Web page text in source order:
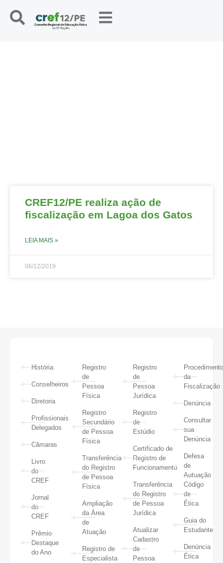
CREF12/PE realiza ação de
fiscalização em Lagoa dos Gatos
LEIA MAIS »
06/12/2019
História
Conselheiros
Diretoria
Profissionais
Delegados
Câmaras
Livro
do
CREF
Jornal
do
CREF
Prêmio
Destaque
do Ano
Registro
de
Pessoa
Física
Registro
Secundário
de Pessoa
Física
Transferência
do Registro
de Pessoa
Física
Ampliação
da Área
de
Atuação
Registro de
Especialista
Registro
de
Pessoa
Jurídica
Registro
de
Estúdio
Certificado de
Registro de
Funcionamento
Transferência
do Registro
de Pessoa
Jurídica
Atualizar
Cadastro
de
Pessoa
da
Fiscalização
Denúncia
Consultar
sua
Denúncia
Defesa
de
Autuação
Código
de
Ética
Guia do
Estudante
Denúncia
Ética